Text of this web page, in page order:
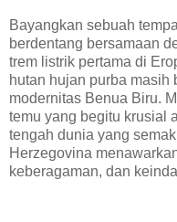
Bayangkan sebuah
berdentang bersamaan
trem listrik pertama di
hutan hujan purba masih
modernitas Benua Biru.
temu yang begitu krusial
tengah dunia yang
Herzegovina
keberagaman, dan